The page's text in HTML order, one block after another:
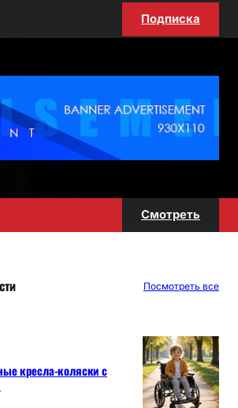
Подписка
Смотреть
Посмотреть все
кресла-коляски с